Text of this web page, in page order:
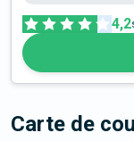
4,2
Carte de